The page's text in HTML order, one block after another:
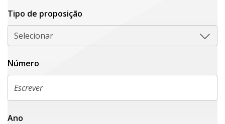
Tipo de proposiçāo
Selecionar
Número
Ano